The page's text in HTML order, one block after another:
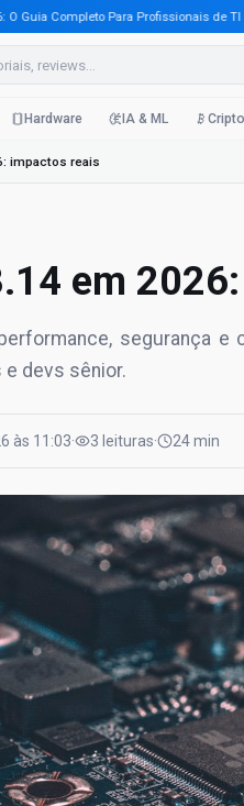
Completo Para Profissionais de TI ·
Hardware IA & ML Cripto
impactos reais
em
segurança
e devs sênior.
às 11:03· 3 leituras· 24 min